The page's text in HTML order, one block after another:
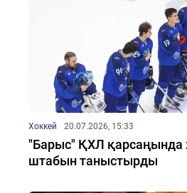
Хоккей 20.07.2026, 15:33
"Барыс" ҚХЛ қарсаңында
штабын таныстырды